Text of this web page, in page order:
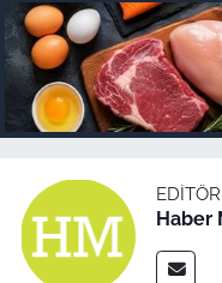
Haber